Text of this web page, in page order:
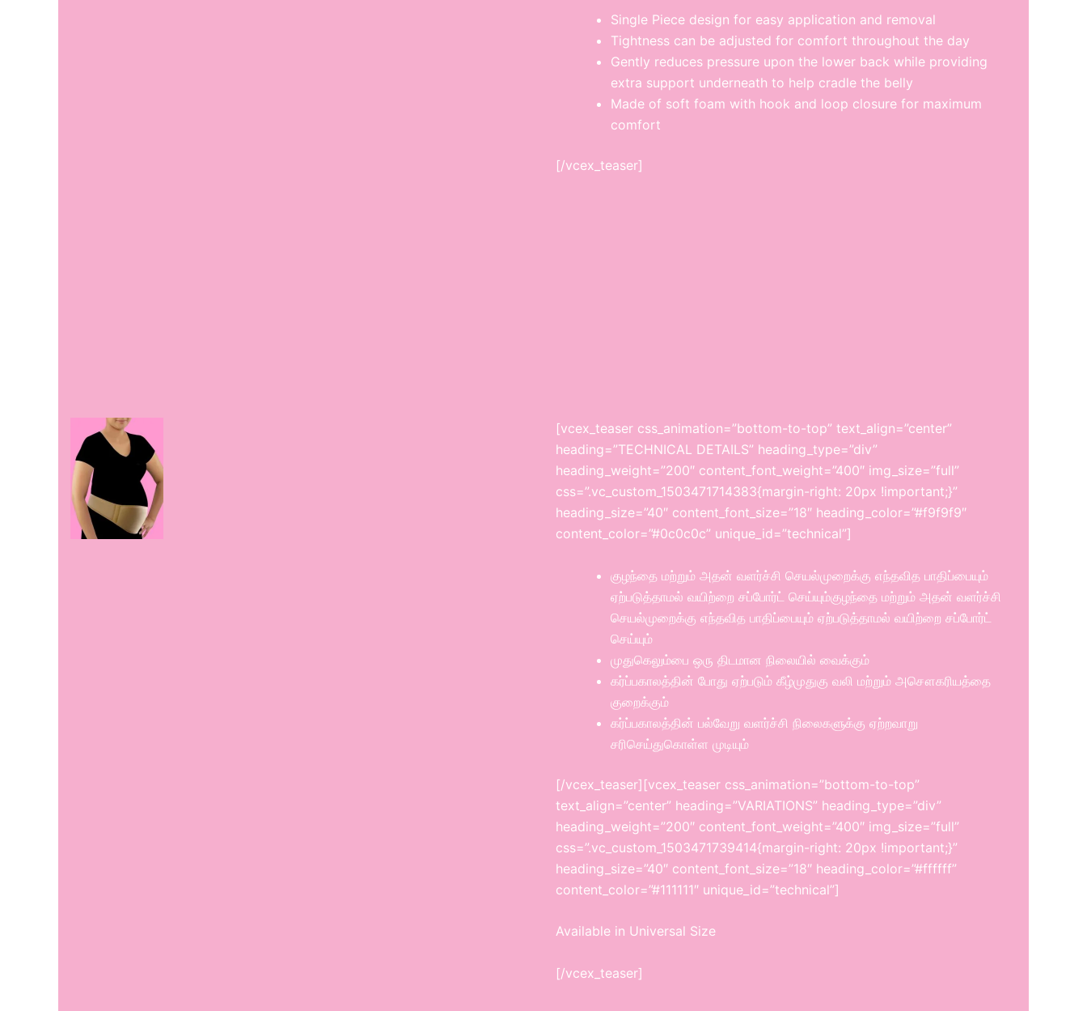
Single Piece design for easy application and removal
Tightness can be adjusted for comfort throughout the day
Gently reduces pressure upon the lower back while providing
extra support underneath to help cradle the belly
Made of soft foam with hook and loop closure for maximum
comfort
[/vcex_teaser]
[vcex_teaser css_animation=”bottom-to-top” text_align=”center”
heading=”TECHNICAL DETAILS” heading_type=”div”
heading_weight=”200″ content_font_weight=”400″ img_size=”full”
css=”.vc_custom_1503471714383{margin-right: 20px !important;}”
heading_size=”40″ content_font_size=”18″ heading_color=”#f9f9f9″
content_color=”#0c0c0c” unique_id=”technical”]
குழந்தை மற்றும் அதன் வளர்ச்சி செயல்முறைக்கு எந்தவித பாதிப்பையும்
ஏற்படுத்தாமல் வயிற்றை சப்போர்ட் செய்யும்குழந்தை மற்றும் அதன் வளர்ச்சி
செயல்முறைக்கு எந்தவித பாதிப்பையும் ஏற்படுத்தாமல் வயிற்றை சப்போர்ட்
செய்யும்
முதுகெலும்பை ஒரு திடமான நிலையில் வைக்கும்
கர்ப்பகாலத்தின் போது ஏற்படும் கீழ்முதுகு வலி மற்றும் அசௌகரியத்தை
குறைக்கும்
கர்ப்பகாலத்தின் பல்வேறு வளர்ச்சி நிலைகளுக்கு ஏற்றவாறு
சரிசெய்துகொள்ள முடியும்
[/vcex_teaser][vcex_teaser css_animation=”bottom-to-top”
text_align=”center” heading=”VARIATIONS” heading_type=”div”
heading_weight=”200″ content_font_weight=”400″ img_size=”full”
css=”.vc_custom_1503471739414{margin-right: 20px !important;}”
heading_size=”40″ content_font_size=”18″ heading_color=”#ffffff”
content_color=”#111111″ unique_id=”technical”]
Available in Universal Size
[/vcex_teaser]